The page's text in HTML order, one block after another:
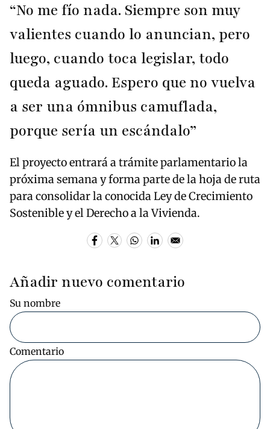
“No me fío nada. Siempre son muy
valientes cuando lo anuncian, pero
luego, cuando toca legislar, todo
queda aguado. Espero que no vuelva
a ser una ómnibus camuflada,
porque sería un escándalo”
El proyecto entrará a trámite parlamentario la
próxima semana y forma parte de la hoja de ruta
para consolidar la conocida Ley de Crecimiento
Sostenible y el Derecho a la Vivienda.
Añadir nuevo comentario
Su nombre
Comentario